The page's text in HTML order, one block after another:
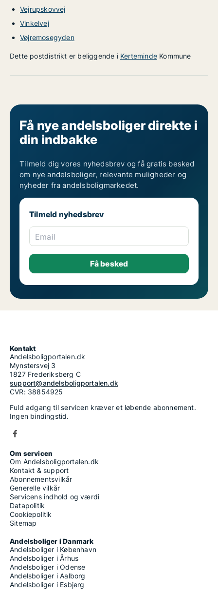
Vejrupskovvej
Vinkelvej
Vøjremosegyden
Dette postdistrikt er beliggende i Kerteminde Kommune
Få nye andelsboliger direkte i
din indbakke
Tilmeld dig vores nyhedsbrev og få gratis besked
om nye andelsboliger, relevante muligheder og
nyheder fra andelsboligmarkedet.
Tilmeld nyhedsbrev
Email
Kontakt
Andelsboligportalen.dk
Mynstersvej 3
1827 Frederiksberg C
support@andelsboligportalen.dk
CVR: 38854925
Fuld adgang til servicen kræver et løbende abonnement.
Ingen bindingstid.
Om servicen
Om Andelsboligportalen.dk
Kontakt & support
Abonnementsvilkår
Generelle vilkår
Servicens indhold og værdi
Datapolitik
Cookiepolitik
Sitemap
Andelsboliger i Danmark
Andelsboliger i København
Andelsboliger i Århus
Andelsboliger i Odense
Andelsboliger i Aalborg
Andelsboliger i Esbjerg